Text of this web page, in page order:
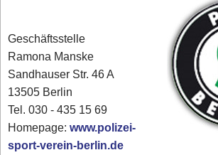
Geschäftsstelle
Ramona Manske
Sandhauser Str. 46 A
13505 Berlin
Tel. 030 - 435 15 69
Homepage:www.polizei-
sport-verein-berlin.de